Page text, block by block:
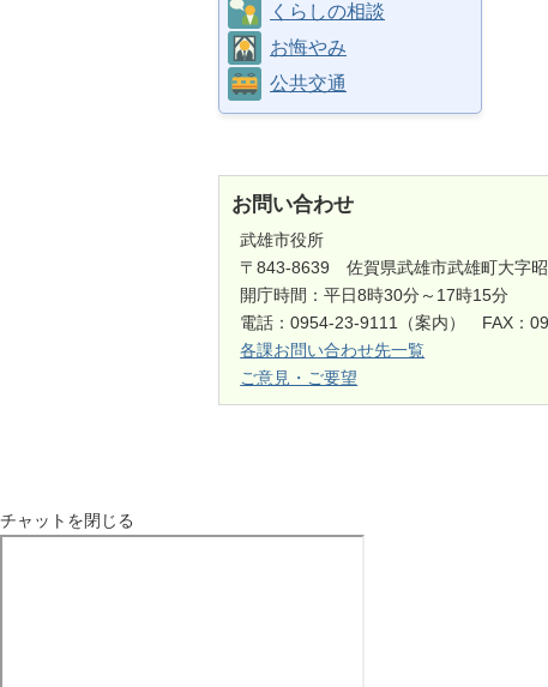
くらしの相談
お悔やみ
公共交通
お問い合わせ
武雄市役所
〒843-8639 佐賀県武雄市武雄町大字
開庁時間：平日8時30分～17時15分
電話：0954-23-9111（案内） FAX：
各課お問い合わせ先一覧
ご意見・ご要望
チャットを閉じる